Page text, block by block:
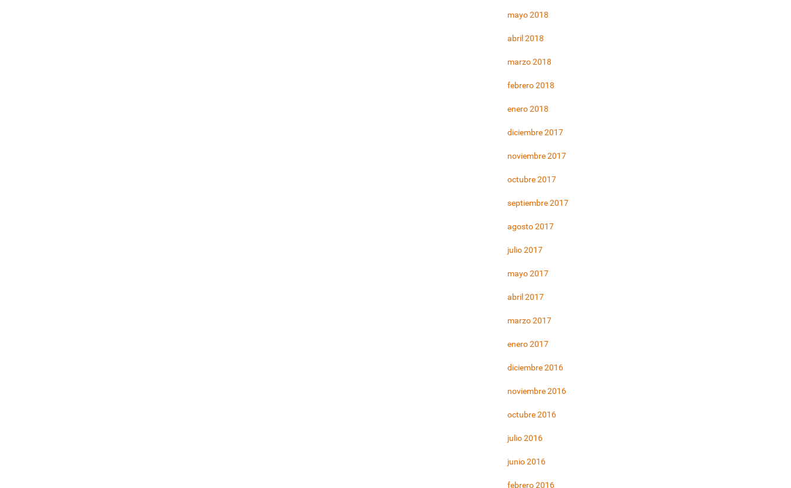
mayo 2018
abril 2018
marzo 2018
febrero 2018
enero 2018
diciembre 2017
noviembre 2017
octubre 2017
septiembre 2017
agosto 2017
julio 2017
mayo 2017
abril 2017
marzo 2017
enero 2017
diciembre 2016
noviembre 2016
octubre 2016
julio 2016
junio 2016
febrero 2016